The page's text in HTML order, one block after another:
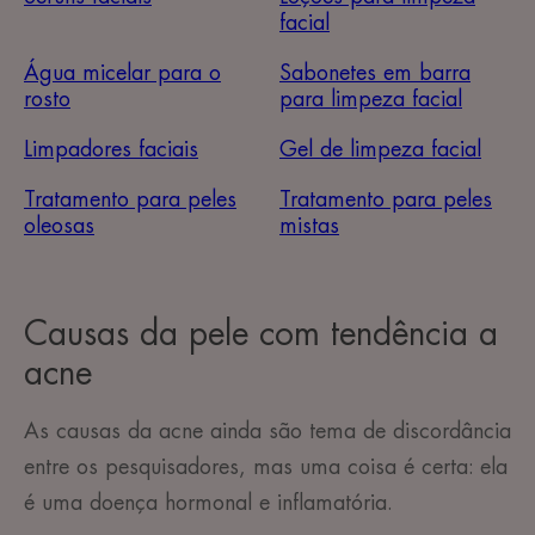
facial
Água micelar para o
rosto
Sabonetes em barra
para limpeza facial
Limpadores faciais Gel de limpeza facial
Tratamento para peles
oleosas
Tratamento para peles
mistas
Causas da pele com tendência a
acne
As causas da acne ainda são tema de discordância
entre os pesquisadores, mas uma coisa é certa: ela
é uma doença hormonal e inflamatória.